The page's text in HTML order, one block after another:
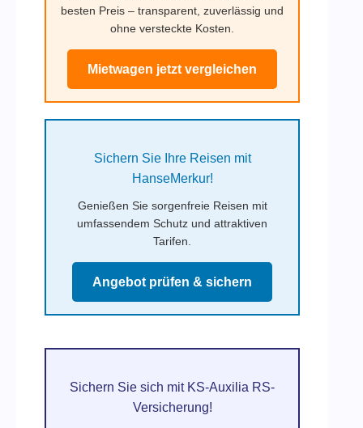
besten Preis – transparent, zuverlässig und
ohne versteckte Kosten.
Mietwagen jetzt vergleichen
Sichern Sie Ihre Reisen mit
HanseMerkur!
Genießen Sie sorgenfreie Reisen mit
umfassendem Schutz und attraktiven
Tarifen.
Angebot prüfen & sichern
Sichern Sie sich mit KS-Auxilia RS-
Versicherung!